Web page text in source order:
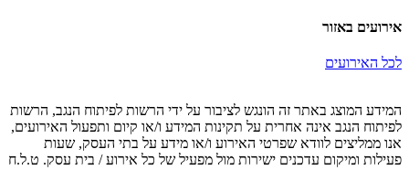
אירועים באזור
לכל האירועים
המידע המוצג באתר זה הונגש לציבור על ידי הרשות לפיתוח הנגב, הרשות
לפיתוח הנגב אינה אחרית על תקינות המידע ו/או קיום ותפעול האירועים,
אנו ממליצים לוודא שפרטי האירוע ו/או מידע על בתי העסק, שעות
פעילות ומיקום עדכנים ישירות מול מפעיל של כל אירוע / בית עסק. ט.ל.ח